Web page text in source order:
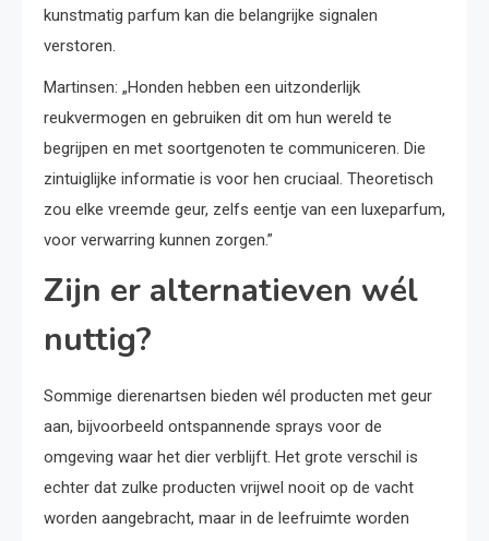
kunstmatig parfum kan die belangrijke signalen
verstoren.
Martinsen: „Honden hebben een uitzonderlijk
reukvermogen en gebruiken dit om hun wereld te
begrijpen en met soortgenoten te communiceren. Die
zintuiglijke informatie is voor hen cruciaal. Theoretisch
zou elke vreemde geur, zelfs eentje van een luxeparfum,
voor verwarring kunnen zorgen.”
Zijn er alternatieven wél
nuttig?
Sommige dierenartsen bieden wél producten met geur
aan, bijvoorbeeld ontspannende sprays voor de
omgeving waar het dier verblijft. Het grote verschil is
echter dat zulke producten vrijwel nooit op de vacht
worden aangebracht, maar in de leefruimte worden